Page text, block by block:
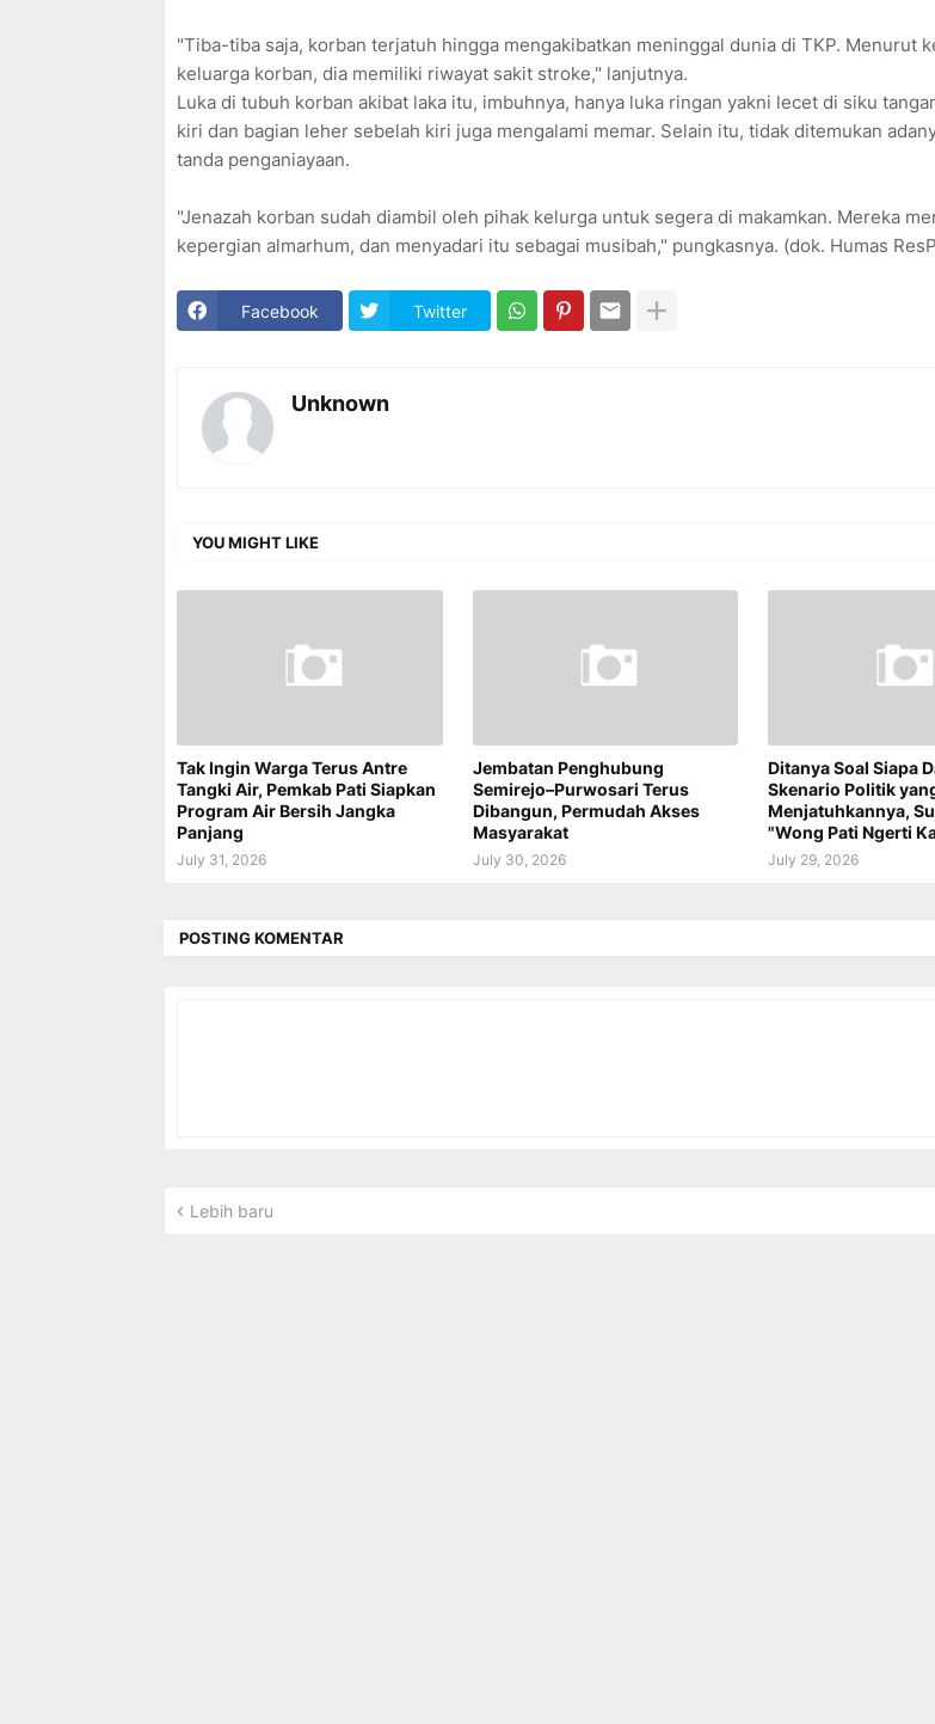
"Tiba-tiba saja, korban terjatuh hingga mengakibatkan meninggal dunia di TKP. Menurut
keluarga korban, dia memiliki riwayat sakit stroke," lanjutnya.
Luka di tubuh korban akibat laka itu, imbuhnya, hanya luka ringan yakni lecet di siku
kiri dan bagian leher sebelah kiri juga mengalami memar. Selain itu, tidak ditemukan
tanda penganiayaan.
"Jenazah korban sudah diambil oleh pihak kelurga untuk segera di makamkan. Mereka
kepergian almarhum, dan menyadari itu sebagai musibah," pungkasnya. (dok. Humas
Facebook Twitter
Unknown
YOU MIGHT LIKE
Tak Ingin Warga Terus Antre
Tangki Air, Pemkab Pati Siapkan
Program Air Bersih Jangka
Panjang
July 31, 2026
Jembatan Penghubung
Semirejo–Purwosari Terus
Dibangun, Permudah Akses
Masyarakat
July 30, 2026
Ditanya Soal Siapa
Skenario Politik
Menjatuhkannya,
"Wong Pati Ngerti
July 29, 2026
POSTING KOMENTAR
Lebih baru